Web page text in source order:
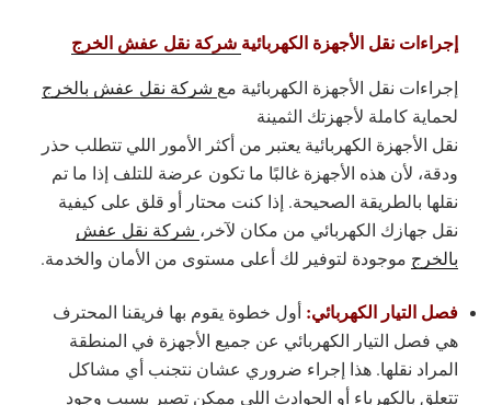
إجراءات نقل الأجهزة الكهربائية شركة نقل عفش الخرج
إجراءات نقل الأجهزة الكهربائية مع شركة نقل عفش بالخرج
لحماية كاملة لأجهزتك الثمينة
نقل الأجهزة الكهربائية يعتبر من أكثر الأمور اللي تتطلب حذر
ودقة، لأن هذه الأجهزة غالبًا ما تكون عرضة للتلف إذا ما تم
نقلها بالطريقة الصحيحة. إذا كنت محتار أو قلق على كيفية
نقل جهازك الكهربائي من مكان لآخر، شركة نقل عفش
بالخرج موجودة لتوفير لك أعلى مستوى من الأمان والخدمة.
فصل التيار الكهربائي: أول خطوة يقوم بها فريقنا المحترف
هي فصل التيار الكهربائي عن جميع الأجهزة في المنطقة
المراد نقلها. هذا إجراء ضروري عشان نتجنب أي مشاكل
تتعلق بالكهرباء أو الحوادث اللي ممكن تصير بسبب وجود